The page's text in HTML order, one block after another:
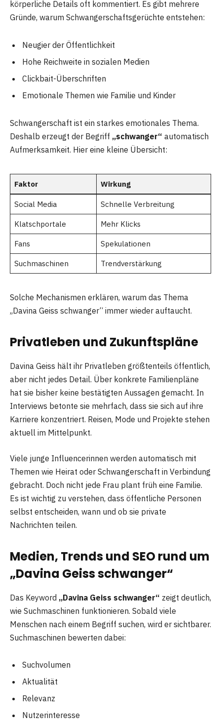
körperliche Details oft kommentiert. Es gibt mehrere
Gründe, warum Schwangerschaftsgerüchte entstehen:
Neugier der Öffentlichkeit
Hohe Reichweite in sozialen Medien
Clickbait-Überschriften
Emotionale Themen wie Familie und Kinder
Schwangerschaft ist ein starkes emotionales Thema.
Deshalb erzeugt der Begriff „schwanger“ automatisch
Aufmerksamkeit. Hier eine kleine Übersicht:
Faktor Wirkung
Social Media Schnelle Verbreitung
Klatschportale Mehr Klicks
Fans Spekulationen
Suchmaschinen Trendverstärkung
Solche Mechanismen erklären, warum das Thema
„Davina Geiss schwanger“ immer wieder auftaucht.
Privatleben und Zukunftspläne
Davina Geiss hält ihr Privatleben größtenteils öffentlich,
aber nicht jedes Detail. Über konkrete Familienpläne
hat sie bisher keine bestätigten Aussagen gemacht. In
Interviews betonte sie mehrfach, dass sie sich auf ihre
Karriere konzentriert. Reisen, Mode und Projekte stehen
aktuell im Mittelpunkt.
Viele junge Influencerinnen werden automatisch mit
Themen wie Heirat oder Schwangerschaft in Verbindung
gebracht. Doch nicht jede Frau plant früh eine Familie.
Es ist wichtig zu verstehen, dass öffentliche Personen
selbst entscheiden, wann und ob sie private
Nachrichten teilen.
Medien, Trends und SEO rund um
„Davina Geiss schwanger“
Das Keyword „Davina Geiss schwanger“ zeigt deutlich,
wie Suchmaschinen funktionieren. Sobald viele
Menschen nach einem Begriff suchen, wird er sichtbarer.
Suchmaschinen bewerten dabei:
Suchvolumen
Aktualität
Relevanz
Nutzerinteresse